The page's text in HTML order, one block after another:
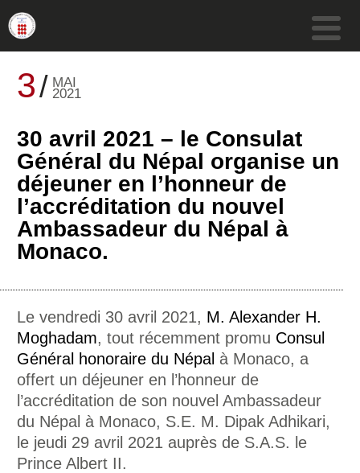
3 MAI
2021
30 avril 2021 – le Consulat
Général du Népal organise un
déjeuner en l’honneur de
l’accréditation du nouvel
Ambassadeur du Népal à
Monaco.
Le vendredi 30 avril 2021, M. Alexander H.
Moghadam, tout récemment promu Consul
Général honoraire du Népal à Monaco, a
offert un déjeuner en l’honneur de
l’accréditation de son nouvel Ambassadeur
du Népal à Monaco, S.E. M. Dipak Adhikari,
le jeudi 29 avril 2021 auprès de S.A.S. le
Prince Albert II.